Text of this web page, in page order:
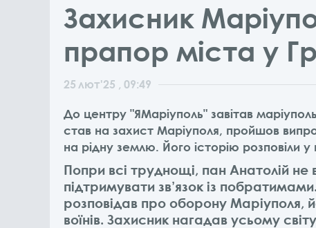
Захисник
прапор міста у
25 лют'25 , 09:49
До центру "ЯМаріуполь" завітав
став на захист Маріуполя, пройшов
на рідну землю. Його історію розповіли у
Попри всі труднощі, пан Анатолій
підтримувати зв’язок із
розповідав про оборону Маріуполя,
воїнів. Захисник нагадав усьому